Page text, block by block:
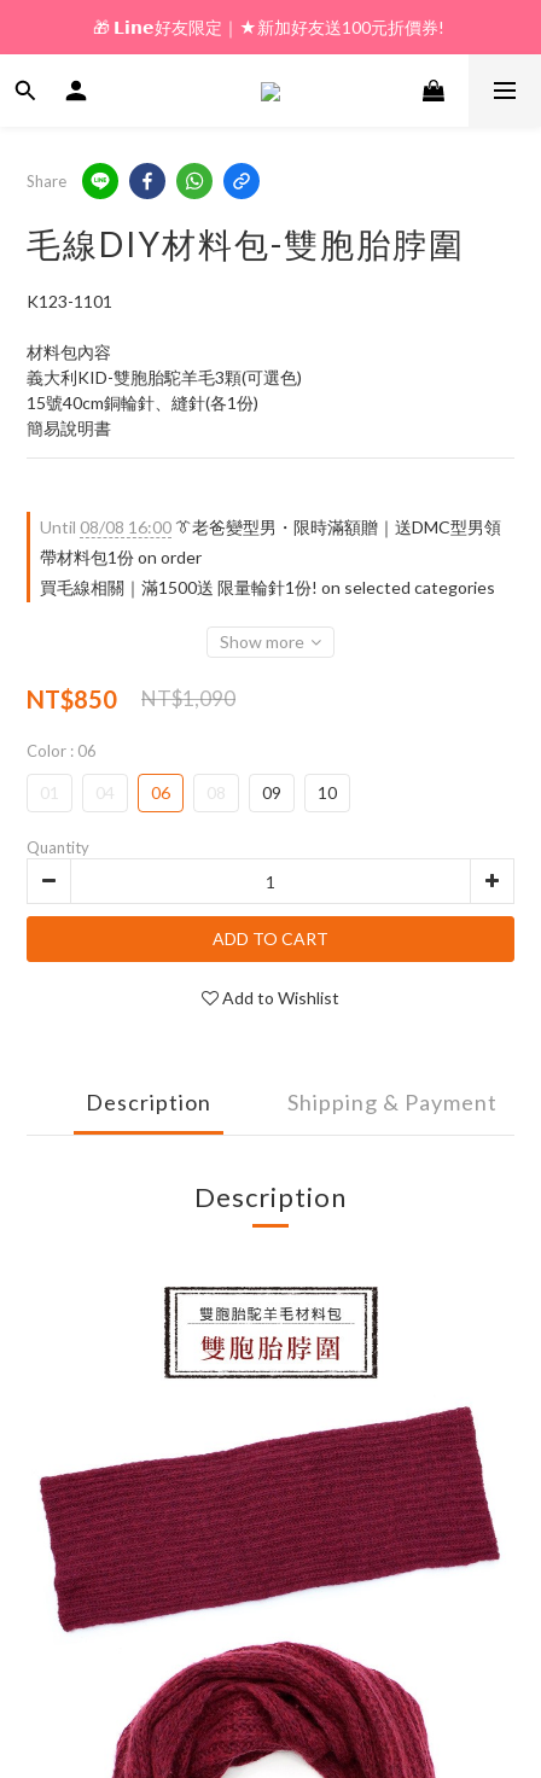
🎁 新好友購物金｜★加入新會員領券送100元!
🎁 𝗟𝗶𝗻𝗲好友限定｜★新加好友送100元折價券!
Share
毛線DIY材料包-雙胞胎脖圍
K123-1101
材料包內容
義大利KID-雙胞胎駝羊毛3顆(可選色)
15號40cm銅輪針、縫針(各1份)
簡易說明書
Until 08/08 16:00 👔老爸變型男・限時滿額贈｜送DMC型男領
帶材料包1份 on order
買毛線相關｜滿1500送 限量輪針1份! on selected categories
Show more
NT$850 NT$1,090
Color : 06
01 04 06 08 09 10
Quantity
ADD TO CART
Add to Wishlist
Description Shipping & Payment
Description